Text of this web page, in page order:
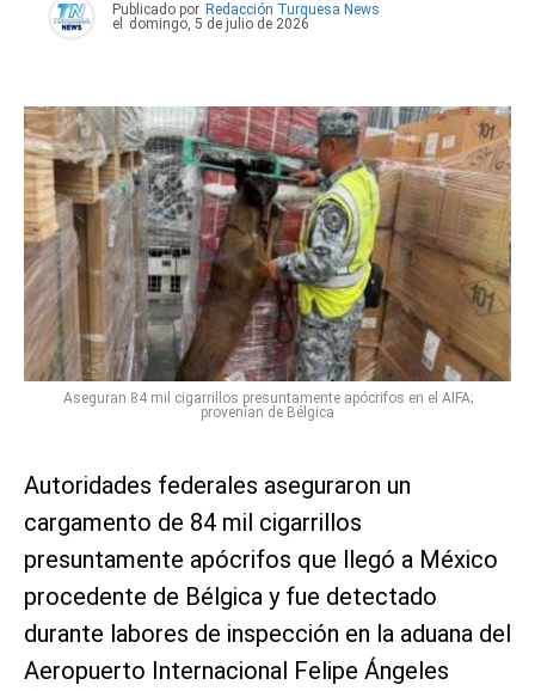
Publicado por Redacción Turquesa News
el
domingo, 5 de julio de 2026
Aseguran 84 mil cigarrillos presuntamente apócrifos en el AIFA;
provenían de Bélgica
Autoridades federales aseguraron un
cargamento de 84 mil cigarrillos
presuntamente apócrifos que llegó a México
procedente de Bélgica y fue detectado
durante labores de inspección en la aduana del
Aeropuerto Internacional Felipe Ángeles